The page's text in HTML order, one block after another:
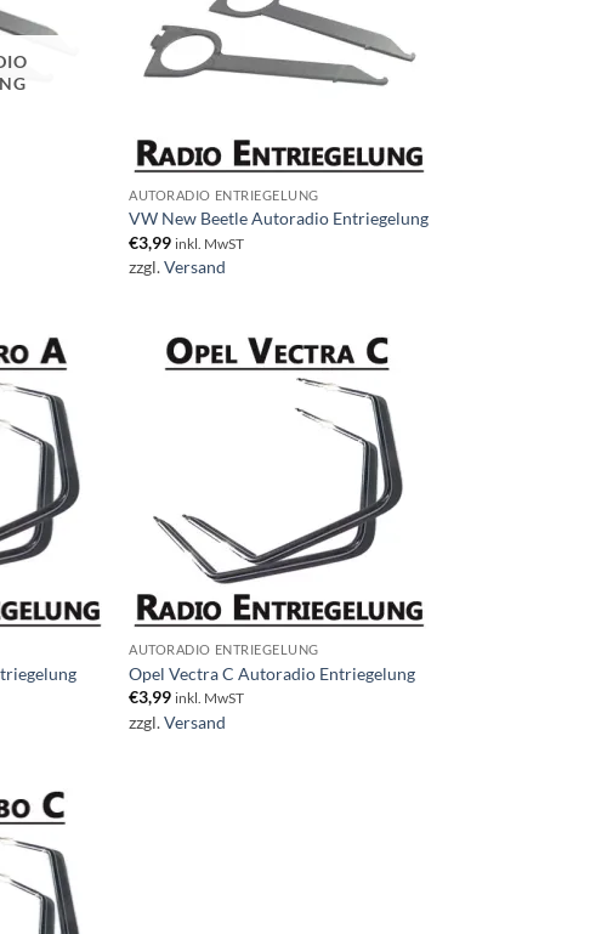
AUTORADIO ENTRIEGELUNG
VW New Beetle Autoradio Entriegelung
€3,99 inkl. MwST
zzgl.Versand
AUTORADIO ENTRIEGELUNG
Opel Vectra C Autoradio Entriegelung
€3,99 inkl. MwST
zzgl.Versand